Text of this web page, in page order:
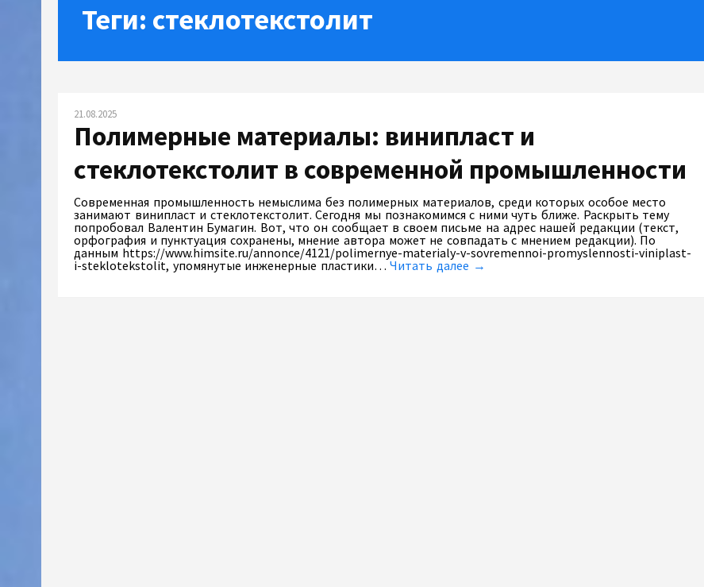
Теги: стеклотекстолит
21.08.2025
Полимерные материалы: винипласт и
стеклотекстолит в современной промышленности
Современная промышленность немыслима без полимерных материалов, среди которых особое место
занимают винипласт и стеклотекстолит. Сегодня мы познакомимся с ними чуть ближе. Раскрыть тему
попробовал Валентин Бумагин. Вот, что он сообщает в своем письме на адрес нашей редакции (текст,
орфография и пунктуация сохранены, мнение автора может не совпадать с мнением редакции). По
данным https://www.himsite.ru/annonce/4121/polimernye-materialy-v-sovremennoi-promyslennosti-viniplast-
i-steklotekstolit, упомянутые инженерные пластики…Читать далее →